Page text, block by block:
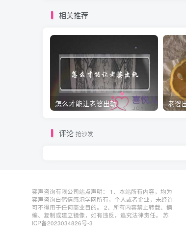
相关推荐
怎么才能让老婆出轨
评论 抢沙发
奕声咨询有限公司站点声明： 1、本站所有内容，均为
奕声咨询白鹤情感泡学网所有，个人或者企业，未经许
可不得用于任何商业目的。 2、所有内容禁止转载、摘
编、复制或建立镜像，如有违反，追究法律责任。 苏
ICP备2023034826号-3